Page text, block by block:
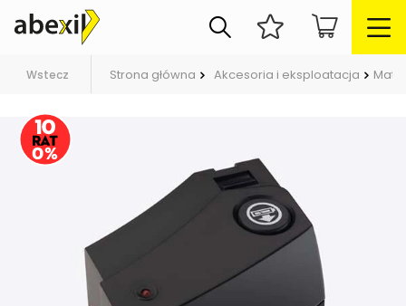
Wstecz Strona główna Akcesoria i eksploatacja